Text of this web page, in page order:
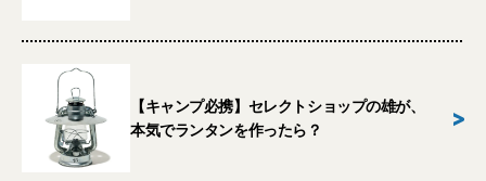
【キャンプ必携】セレクトショップの雄が、
本気でランタンを作ったら？
>